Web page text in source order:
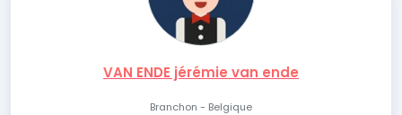
VAN ENDE jérémie van ende
Branchon - Belgique